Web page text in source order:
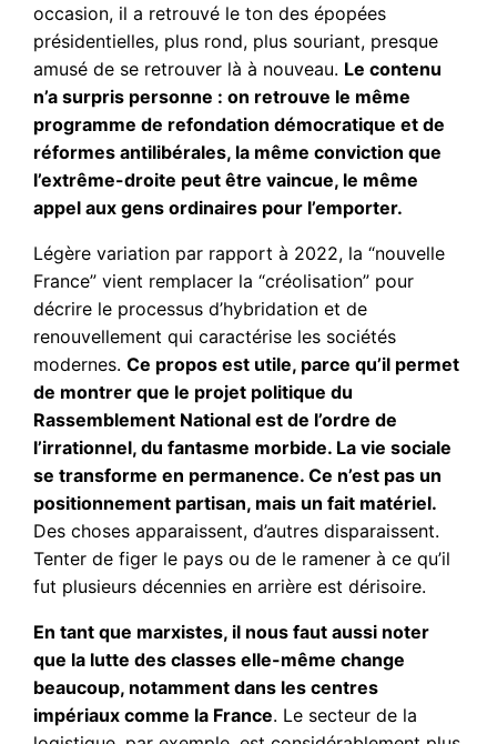
occasion, il a retrouvé le ton des épopées
présidentielles, plus rond, plus souriant, presque
amusé de se retrouver là à nouveau. Le contenu
n’a surpris personne : on retrouve le même
programme de refondation démocratique et de
réformes antilibérales, la même conviction que
l’extrême-droite peut être vaincue, le même
appel aux gens ordinaires pour l’emporter.
Légère variation par rapport à 2022, la “nouvelle
France” vient remplacer la “créolisation” pour
décrire le processus d’hybridation et de
renouvellement qui caractérise les sociétés
modernes.Ce propos est utile, parce qu’il permet
de montrer que le projet politique du
Rassemblement National est de l’ordre de
l’irrationnel, du fantasme morbide. La vie sociale
se transforme en permanence. Ce n’est pas un
positionnement partisan, mais un fait matériel.
Des choses apparaissent, d’autres disparaissent.
Tenter de figer le pays ou de le ramener à ce qu’il
fut plusieurs décennies en arrière est dérisoire.
En tant que marxistes, il nous faut aussi noter
que la lutte des classes elle-même change
beaucoup, notamment dans les centres
impériaux comme la France. Le secteur de la